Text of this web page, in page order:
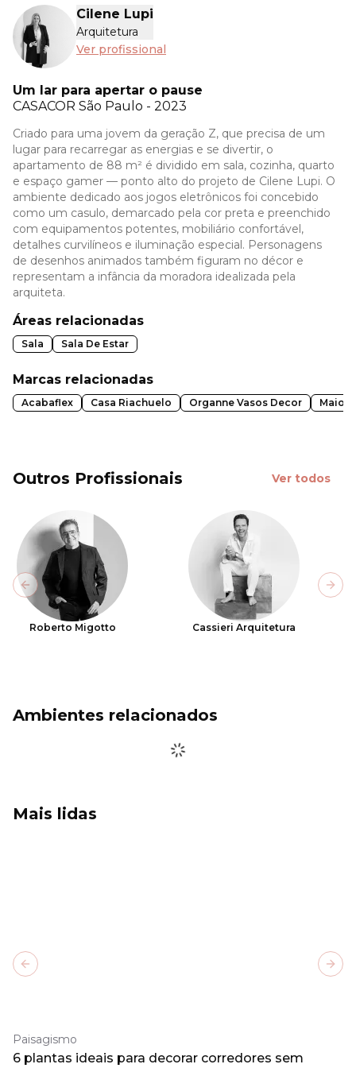
Cilene Lupi
Arquitetura
Ver profissional
Um lar para apertar o pause
CASACOR São Paulo - 2023
Criado para uma jovem da geração Z, que precisa de um
lugar para recarregar as energias e se divertir, o
apartamento de 88 m² é dividido em sala, cozinha, quarto
e espaço gamer — ponto alto do projeto de Cilene Lupi. O
ambiente dedicado aos jogos eletrônicos foi concebido
como um casulo, demarcado pela cor preta e preenchido
com equipamentos potentes, mobiliário confortável,
detalhes curvilíneos e iluminação especial. Personagens
de desenhos animados também figuram no décor e
representam a infância da moradora idealizada pela
arquiteta.
Áreas relacionadas
Sala Sala De Estar
Marcas relacionadas
Acabaflex Casa Riachuelo Organne Vasos Decor Maiori
Outros Profissionais Ver todos
Roberto Migotto Cassieri Arquitetura
Previous slide
Ambientes relacionados
Mais lidas
Paisagismo
6 plantas ideais para decorar corredores sem
Previous slide